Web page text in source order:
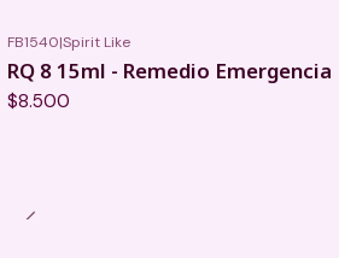
FB1540|Spirit Like
RQ 8 15ml - Remedio Emergencia
$8.500